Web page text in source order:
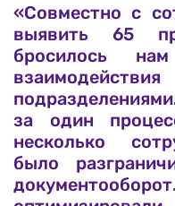
«Совместно с
выявить 65
бросилось
за один
несколько
было